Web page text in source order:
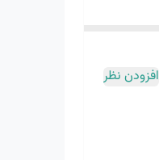
افزودن نظر